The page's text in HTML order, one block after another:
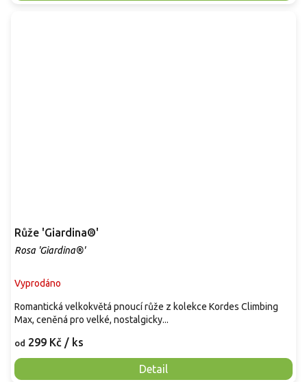
Růže 'Giardina®'
Rosa 'Giardina®'
Vyprodáno
od 299 Kč / ks
Detail
Romantická velkokvětá pnoucí růže z kolekce Kordes Climbing
Max, ceněná pro velké, nostalgicky...